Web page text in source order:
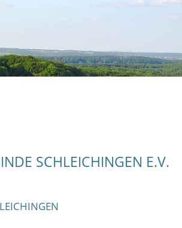
SCHLEICHINGEN E.V.